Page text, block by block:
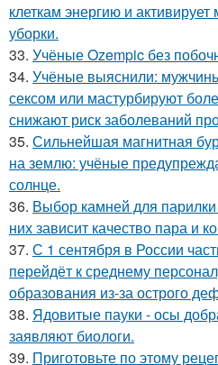
клеткам энергию и
уборки.
33. Учёные Ozempic без
34. Учёные выяснили:
сексом или мастурбируют
снижают риск заболеваний
35. Сильнейшая магнитная
на землю: учёные
солнце.
36. Выбор камней для
них зависит качество пара и
37. С 1 сентября в России
перейдёт к среднему
образования из-за острого
38. Ядовитые пауки - осы
заявляют биологи.
39. Приготовьте по этому